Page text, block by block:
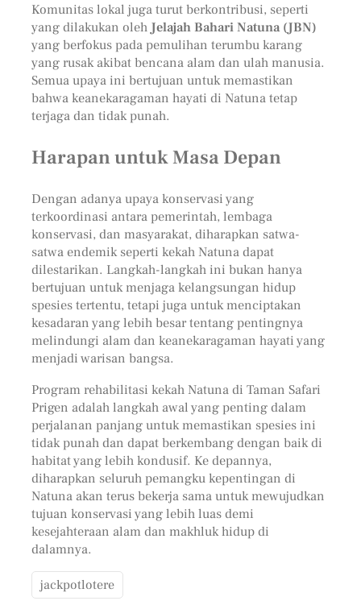
Komunitas lokal juga turut berkontribusi, seperti
yang dilakukan oleh Jelajah Bahari Natuna (JBN)
yang berfokus pada pemulihan terumbu karang
yang rusak akibat bencana alam dan ulah manusia.
Semua upaya ini bertujuan untuk memastikan
bahwa keanekaragaman hayati di Natuna tetap
terjaga dan tidak punah.
Harapan untuk Masa Depan
Dengan adanya upaya konservasi yang
terkoordinasi antara pemerintah, lembaga
konservasi, dan masyarakat, diharapkan satwa-
satwa endemik seperti kekah Natuna dapat
dilestarikan. Langkah-langkah ini bukan hanya
bertujuan untuk menjaga kelangsungan hidup
spesies tertentu, tetapi juga untuk menciptakan
kesadaran yang lebih besar tentang pentingnya
melindungi alam dan keanekaragaman hayati yang
menjadi warisan bangsa.
Program rehabilitasi kekah Natuna di Taman Safari
Prigen adalah langkah awal yang penting dalam
perjalanan panjang untuk memastikan spesies ini
tidak punah dan dapat berkembang dengan baik di
habitat yang lebih kondusif. Ke depannya,
diharapkan seluruh pemangku kepentingan di
Natuna akan terus bekerja sama untuk mewujudkan
tujuan konservasi yang lebih luas demi
kesejahteraan alam dan makhluk hidup di
dalamnya.
jackpotlotere